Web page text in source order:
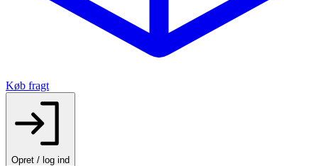
Køb fragt
Opret / log ind